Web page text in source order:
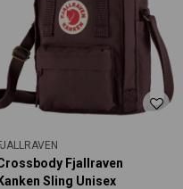
Fjallraven
Kanken Sling Unisex